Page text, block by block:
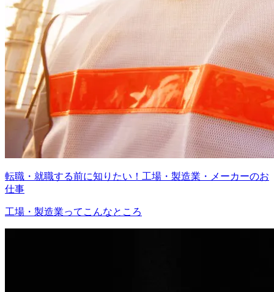
転職・就職する前に知りたい！工場・製造業・メーカーのお
仕事
工場・製造業ってこんなところ